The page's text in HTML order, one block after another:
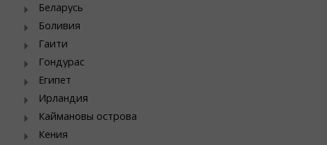
Беларусь
Боливия
Гаити
Гондурас
Египет
Ирландия
Каймановы острова
Кения